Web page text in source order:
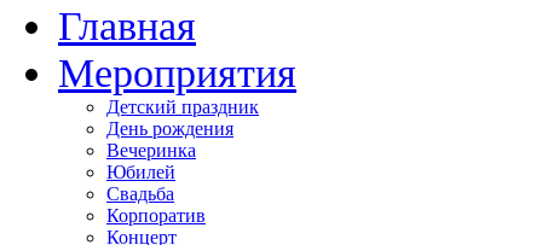
Главная
Мероприятия
Детский праздник
День рождения
Вечеринка
Юбилей
Свадьба
Корпоратив
Концерт